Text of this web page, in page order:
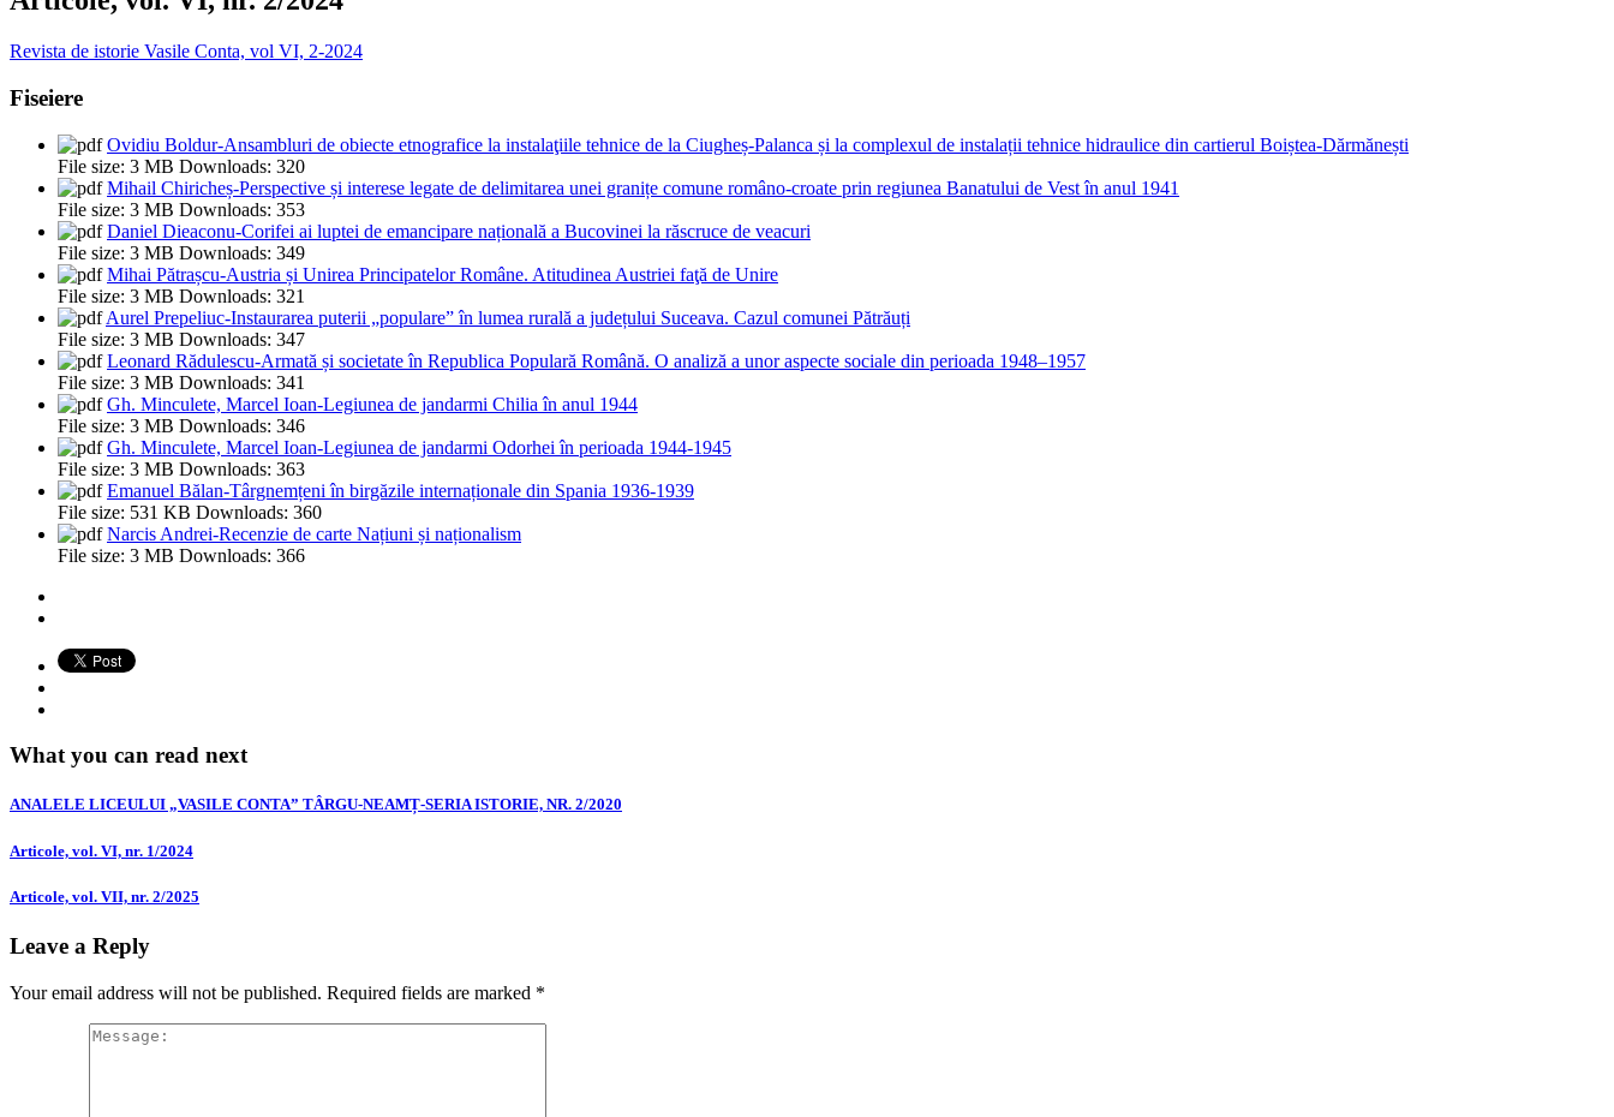
Revista de istorie Vasile Conta, vol VI, 2-2024
Fiseiere
Ovidiu Boldur-Ansambluri de obiecte etnografice la instalaţiile tehnice de la Ciugheș-Palanca și la complexul de instalații tehnice hidraulice din cartierul Boiștea-Dărmănești
File size: 3 MB Downloads: 320
Mihail Chiricheș-Perspective și interese legate de delimitarea unei granițe comune româno-croate prin regiunea Banatului de Vest în anul 1941
File size: 3 MB Downloads: 353
Daniel Dieaconu-Corifei ai luptei de emancipare națională a Bucovinei la răscruce de veacuri
File size: 3 MB Downloads: 349
Mihai Pătrașcu-Austria și Unirea Principatelor Române. Atitudinea Austriei faţă de Unire
File size: 3 MB Downloads: 321
Aurel Prepeliuc-Instaurarea puterii „populare” în lumea rurală a județului Suceava. Cazul comunei Pătrăuți
File size: 3 MB Downloads: 347
Leonard Rădulescu-Armată și societate în Republica Populară Română. O analiză a unor aspecte sociale din perioada 1948–1957
File size: 3 MB Downloads: 341
Gh. Minculete, Marcel Ioan-Legiunea de jandarmi Chilia în anul 1944
File size: 3 MB Downloads: 346
Gh. Minculete, Marcel Ioan-Legiunea de jandarmi Odorhei în perioada 1944-1945
File size: 3 MB Downloads: 363
Emanuel Bălan-Târgnemțeni în birgăzile internaționale din Spania 1936-1939
File size: 531 KB Downloads: 360
Narcis Andrei-Recenzie de carte Națiuni și naționalism
File size: 3 MB Downloads: 366
What you can read next
ANALELE LICEULUI „VASILE CONTA” TÂRGU-NEAMȚ-SERIA ISTORIE, NR. 2/2020
Articole, vol. VI, nr. 1/2024
Articole, vol. VII, nr. 2/2025
Leave a Reply
Your email address will not be published. Required fields are marked *